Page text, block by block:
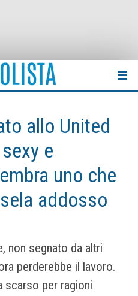
allo United
e
uno che
addosso
non segnato da altri
perderebbe il lavoro.
scarso per ragioni